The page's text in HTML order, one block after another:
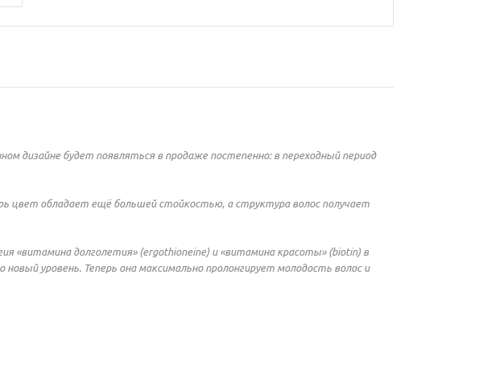
дизайне будет появляться в продаже постепенно: в переходный период
цвет обладает ещё большей стойкостью, а структура волос получает
«витамина долголетия» (ergothioneine) и «витамина красоты» (biotin) в
уровень. Теперь она максимально пролонгирует молодость волос и